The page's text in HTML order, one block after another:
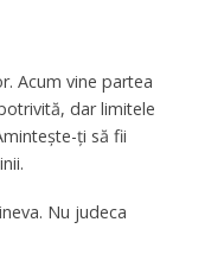
Acum vine partea
dar limitele
ți să fii
Nu judeca